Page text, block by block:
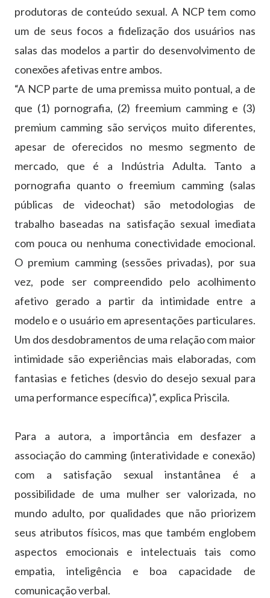
produtoras de conteúdo sexual. A NCP tem como
um de seus focos a fidelização dos usuários nas
salas das modelos a partir do desenvolvimento de
conexões afetivas entre ambos.
“A NCP parte de uma premissa muito pontual, a de
que (1) pornografia, (2) freemium camming e (3)
premium camming são serviços muito diferentes,
apesar de oferecidos no mesmo segmento de
mercado, que é a Indústria Adulta. Tanto a
pornografia quanto o freemium camming (salas
públicas de videochat) são metodologias de
trabalho baseadas na satisfação sexual imediata
com pouca ou nenhuma conectividade emocional.
O premium camming (sessões privadas), por sua
vez, pode ser compreendido pelo acolhimento
afetivo gerado a partir da intimidade entre a
modelo e o usuário em apresentações particulares.
Um dos desdobramentos de uma relação com maior
intimidade são experiências mais elaboradas, com
fantasias e fetiches (desvio do desejo sexual para
uma performance específica)”, explica Priscila.
Para a autora, a importância em desfazer a
associação do camming (interatividade e conexão)
com a satisfação sexual instantânea é a
possibilidade de uma mulher ser valorizada, no
mundo adulto, por qualidades que não priorizem
seus atributos físicos, mas que também englobem
aspectos emocionais e intelectuais tais como
empatia, inteligência e boa capacidade de
comunicação verbal.